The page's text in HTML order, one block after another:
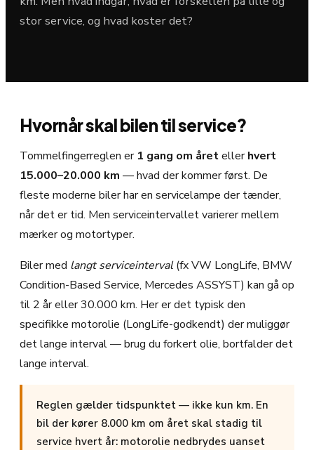
stor service, og hvad koster det?
Hvornår skal bilen til service?
Tommelfingerreglen er 1 gang om åretellerhvert
15.000–20.000 km — hvad der kommer først. De
fleste moderne biler har en servicelampe der tænder,
når det er tid. Men serviceintervallet varierer mellem
mærker og motortyper.
Biler med langt serviceinterval(fx VW LongLife, BMW
Condition-Based Service, Mercedes ASSYST) kan gå op
til 2 år eller 30.000 km. Her er det typisk den
specifikke motorolie (LongLife-godkendt) der muliggør
det lange interval — brug du forkert olie, bortfalder det
lange interval.
Reglen gælder tidspunktet — ikke kun km. En
bil der kører 8.000 km om året skal stadig til
service hvert år: motorolie nedbrydes uanset